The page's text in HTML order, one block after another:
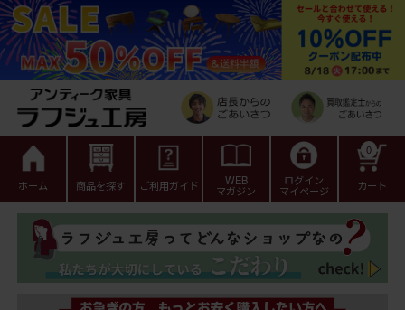
ホーム 商品を探す ご利用ガイド WEB
マガジン
ログイン
マイページ カート
0